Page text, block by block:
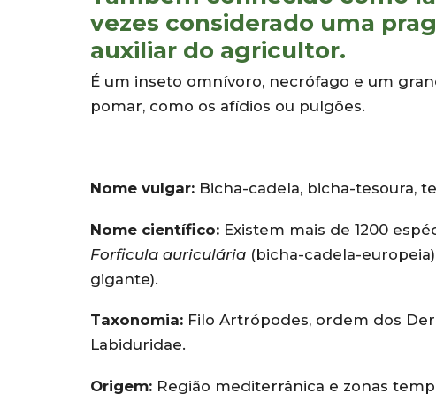
vezes considerado uma
auxiliar do agricultor.
É um inseto omnívoro, necrófago e um
pomar, como os afídios ou pulgões.
Nome vulgar: Bicha-cadela, bicha-tesoura,
Nome científico: Existem mais de 1200
Forficula auriculária (bicha-cadela-
gigante).
Taxonomia: Filo Artrópodes, ordem dos
Labiduridae.
Origem: Região mediterrânica e zonas